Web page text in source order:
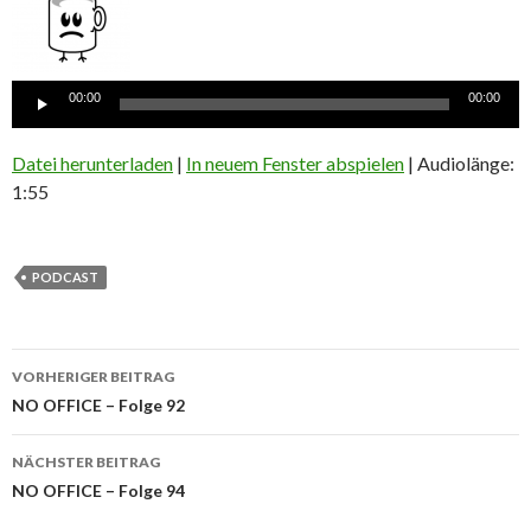
00:00 00:00
Datei herunterladen | In neuem Fenster abspielen | Audiolänge:
1:55
PODCAST
Beitrags-
Navigation
VORHERIGER BEITRAG
NO OFFICE – Folge 92
NÄCHSTER BEITRAG
NO OFFICE – Folge 94